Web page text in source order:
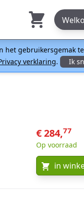
het gebruikersgemak
verklaring. Ik
€ 284,77
Op voorraad
in